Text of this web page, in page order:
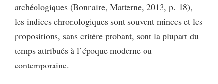
archéologiques (Bonnaire, Matterne, 2013, p. 18),
les indices chronologiques sont souvent minces et les
propositions, sans critère probant, sont la plupart du
temps attribués à l’époque moderne ou
contemporaine.